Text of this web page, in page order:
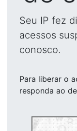
Seu IP fez
acessos
conosco.
Para liberar o
responda ao